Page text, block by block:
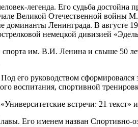
легенда. Его судьба достойна
Великой Отечественной войны
Ленинграда. В августе
немецкой дивизией
им. В.И. Ленина и свыше 50
его руководством сформировался
воспитания, спортивной
встречи: 21
Его именем назван Спортивно-